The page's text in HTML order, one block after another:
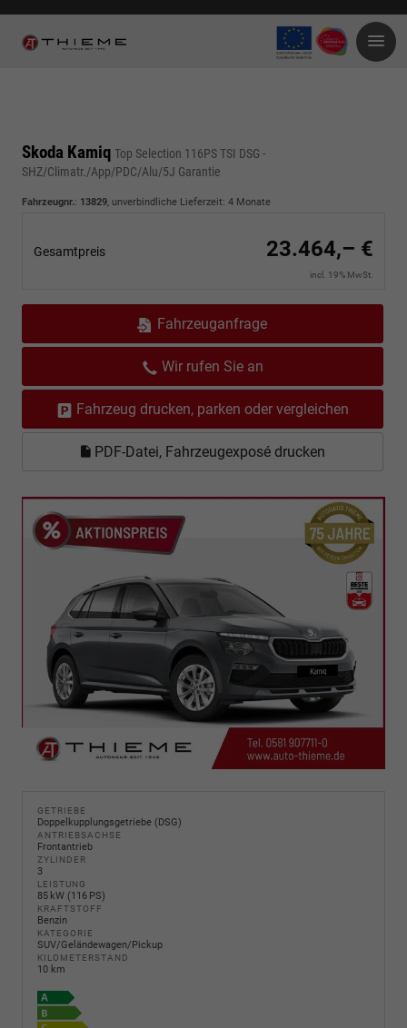
Skoda Kamiq Top Selection 116PS TSI DSG -
SHZ/Climatr./App/PDC/Alu/5J Garantie
Fahrzeugnr.: 13829, unverbindliche Lieferzeit: 4 Monate
Gesamtpreis 23.464,– €
incl. 19% MwSt.
Fahrzeuganfrage
Wir rufen Sie an
Fahrzeug drucken, parken oder vergleichen
PDF-Datei, Fahrzeugexposé drucken
GETRIEBE
Doppelkupplungsgetriebe (DSG)
ANTRIEBSACHSE
Frontantrieb
ZYLINDER
3
LEISTUNG
85 kW (116 PS)
KRAFTSTOFF
Benzin
KATEGORIE
SUV/Geländewagen/Pickup
KILOMETERSTAND
10 km